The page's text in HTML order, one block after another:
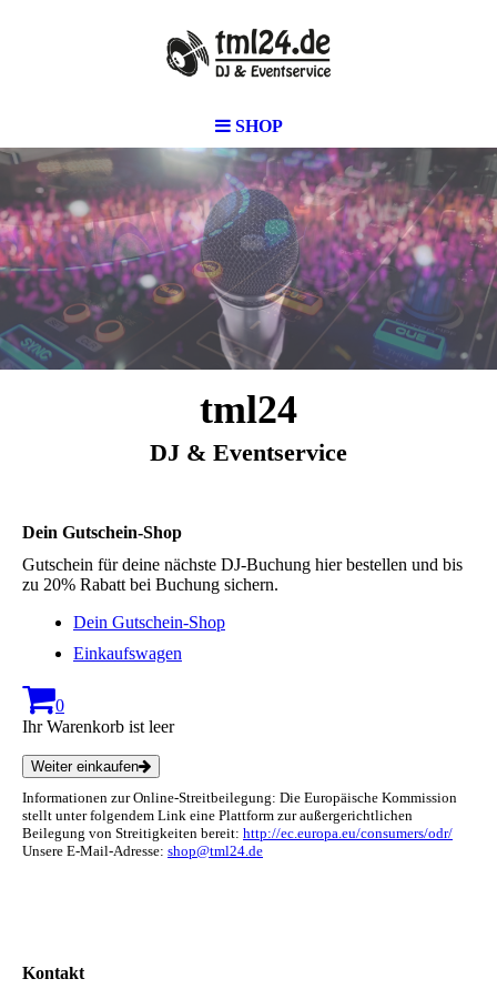
SHOP
tml24
DJ & Eventservice
Dein Gutschein-Shop
Gutschein für deine nächste DJ-Buchung hier bestellen und bis
zu 20% Rabatt bei Buchung sichern.
Dein Gutschein-Shop
Einkaufswagen
0
Ihr Warenkorb ist leer
Weiter einkaufen
Informationen zur Online-Streitbeilegung: Die Europäische Kommission
stellt unter folgendem Link eine Plattform zur außergerichtlichen
Beilegung von Streitigkeiten bereit: http://ec.europa.eu/consumers/odr/
Unsere E-Mail-Adresse: shop@tml24.de
Kontakt